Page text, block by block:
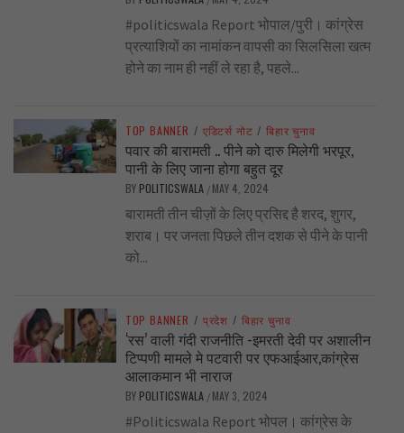
#politicswala Report भोपाल/पुरी। कांग्रेस
प्रत्याशियों का नामांकन वापसी का सिलसिला खत्म
होने का नाम ही नहीं ले रहा है, पहले...
TOP BANNER / एडिटर्स नोट / बिहार चुनाव
पवार की बारामती .. पीने को दारु मिलेगी भरपूर,
पानी के लिए जाना होगा बहुत दूर
BY POLITICSWALA / MAY 4, 2024
बारामती तीन चीज़ों के लिए प्रसिद्द है शरद, शुगर,
शराब। पर जनता पिछले तीन दशक से पीने के पानी
को...
TOP BANNER / प्रदेश / बिहार चुनाव
‘रस’ वाली गंदी राजनीति -इमरती देवी पर अशालीन
टिप्पणी मामले मे पटवारी पर एफआईआर,कांग्रेस
आलाकमान भी नाराज
BY POLITICSWALA / MAY 3, 2024
#Politicswala Report भोपल। कांग्रेस के